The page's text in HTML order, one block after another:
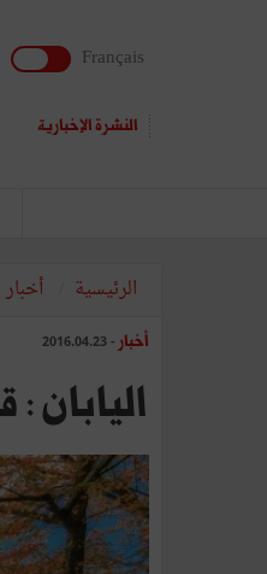
Français
النشرة الإخبارية
الرئيسية أخبار
أخبار - 2016.04.23
اليابان‭ : ‬قصة‭ ‬الألم‭.. ‬والتفوق‭..‬